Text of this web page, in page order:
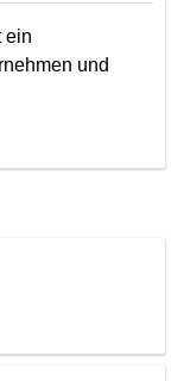
ein
und